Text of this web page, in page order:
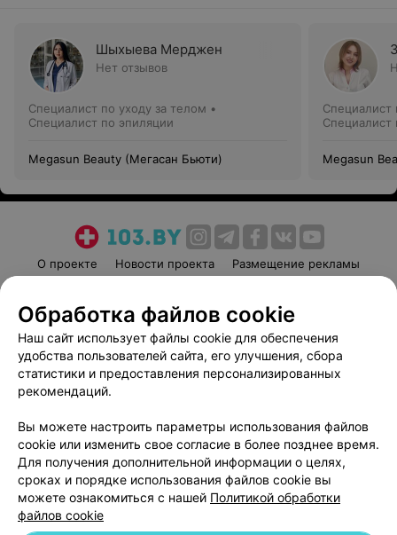
Шыхыева Мерджен
Нет отзывов
Специалист по уходу за телом •
Специалист по эпиляции
Megasun Beauty (Мегасан Бьюти)
Специалист
Специалист
Megasun
О проекте Новости проекта
Размещение рекламы
Пользовательское соглашение
Способы оплаты
Вакансии
Партнеры
Написать руководителю 103.by
Обработка персональных данных
Обработка файлов cookie
Наш сайт использует файлы cookie для обеспечения
удобства пользователей сайта, его улучшения, сбора
статистики и предоставления персонализированных
рекомендаций.
Вы можете настроить параметры использования файлов
cookie или изменить свое согласие в более позднее время.
Для получения дополнительной информации о целях,
сроках и порядке использования файлов cookie вы
можете ознакомиться с нашей Политикой обработки
файлов cookie